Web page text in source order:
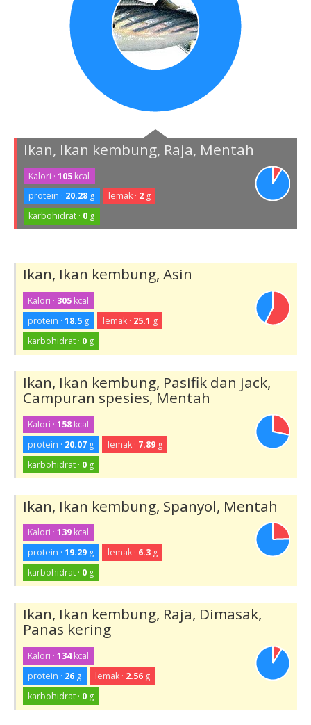
Ikan, Ikan kembung, Raja, Mentah
Kalori ·105 kcal
protein · 20.28 g lemak · 2g
karbohidrat · 0 g
Ikan, Ikan kembung, Asin
Kalori · 305 kcal
protein ·18.5 g lemak · 25.1 g
karbohidrat · 0 g
Ikan, Ikan kembung, Pasifik dan jack,
Campuran spesies, Mentah
Kalori ·158 kcal
protein · 20.07 g lemak · 7.89g
karbohidrat · 0 g
Ikan, Ikan kembung, Spanyol, Mentah
Kalori ·139 kcal
protein ·19.29 g lemak · 6.3g
karbohidrat · 0 g
Ikan, Ikan kembung, Raja, Dimasak,
Panas kering
Kalori ·134kcal
protein · 26 g lemak · 2.56g
karbohidrat · 0 g